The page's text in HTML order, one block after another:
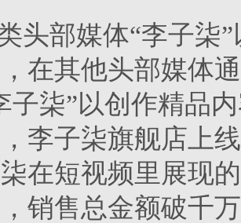
头部媒体“李子柒
在其他头部媒体
子柒”以创作精品
，李子柒旗舰店上
在短视频里展现
销售总金额破千